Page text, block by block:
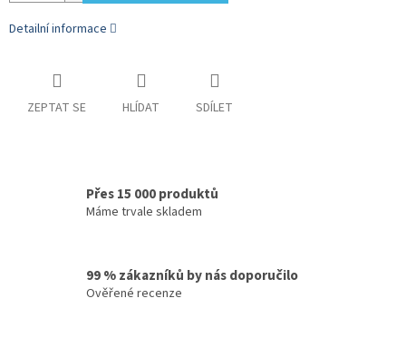
Detailní informace
ZEPTAT SE HLÍDAT SDÍLET
Přes 15 000 produktů
Máme trvale skladem
99 % zákazníků by nás doporučilo
Ověřené recenze